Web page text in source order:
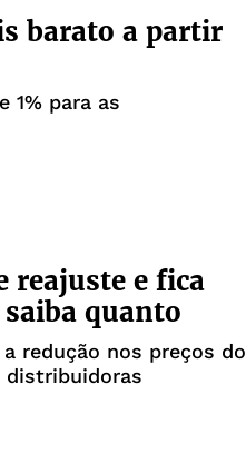
barato a partir
1% para as
reajuste e fica
quanto
redução nos preços do
distribuidoras